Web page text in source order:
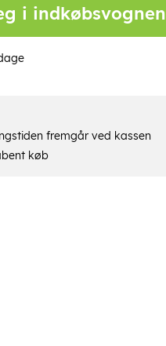
i indkøbsvognen
fremgår ved kassen
køb